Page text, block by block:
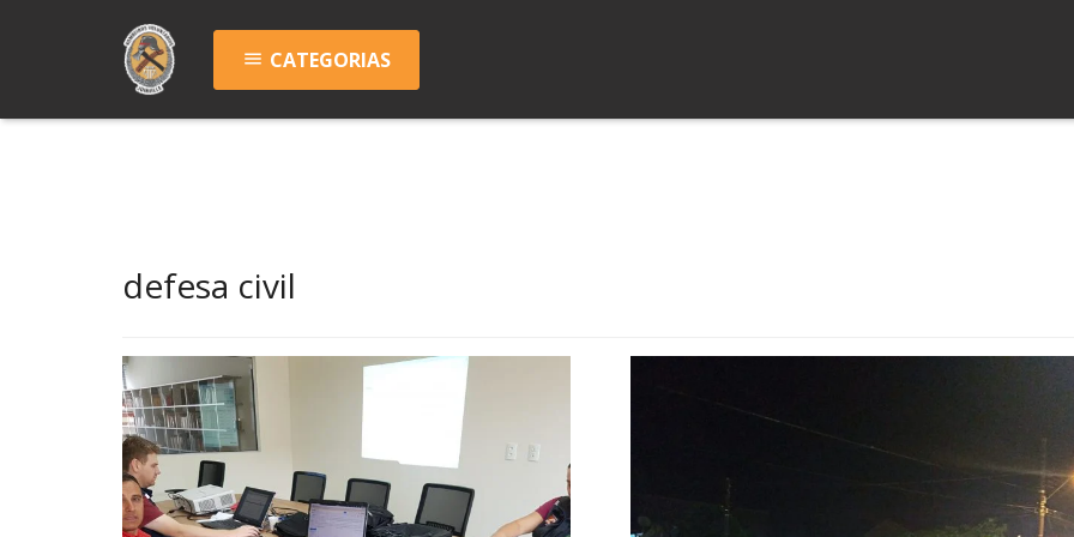
menu CATEGORIAS
defesa civil